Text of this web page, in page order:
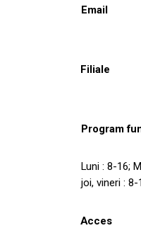
Email
Filiale
Program
Luni : 8-16;
joi, vineri : 8-
Acces